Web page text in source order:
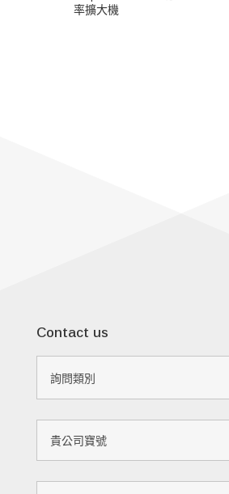
率擴大機
Contact us